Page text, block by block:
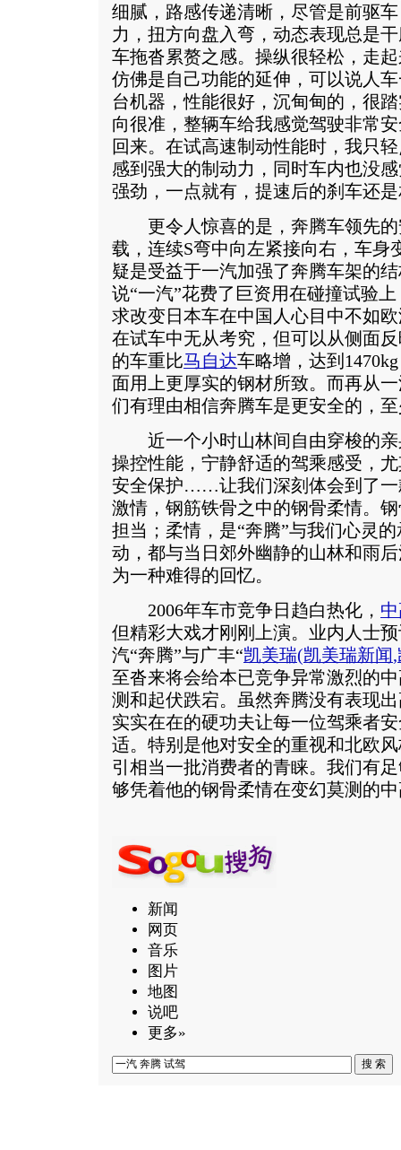
细腻，路感传递清晰，尽管是前驱
力，扭方向盘入弯，动态表现总是
车拖沓累赘之感。操纵很轻松，走
仿佛是自己功能的延伸，可以说人
台机器，性能很好，沉甸甸的，很
向很准，整辆车给我感觉驾驶非常
回来。在试高速制动性能时，我只
感到强大的制动力，同时车内也没
强劲，一点就有，提速后的刹车还
更令人惊喜的是，奔腾车领先的
载，连续S弯中向左紧接向右，车身
疑是受益于一汽加强了奔腾车架的
说“一汽”花费了巨资用在碰撞试验
求改变日本车在中国人心目中不如
在试车中无从考究，但可以从侧面
的车重比马自达车略增，达到
面用上更厚实的钢材所致。而再从
们有理由相信奔腾车是更安全的，
近一个小时山林间自由穿梭的亲
操控性能，宁静舒适的驾乘感受，
安全保护……让我们深刻体会到了一
激情，钢筋铁骨之中的钢骨柔情。
担当；柔情，是“奔腾”与我们心灵
动，都与当日郊外幽静的山林和雨
为一种难得的回忆。
2006年车市竞争日趋白热化，
但精彩大戏才刚刚上演。业内人士
汽“奔腾”与广丰“凯美瑞(凯美瑞新闻,
至沓来将会给本已竞争异常激烈的
测和起伏跌宕。虽然奔腾没有表现
实实在在的硬功夫让每一位驾乘者
适。特别是他对安全的重视和北欧
引相当一批消费者的青睐。我们有
够凭着他的钢骨柔情在变幻莫测的
新闻
网页
音乐
图片
地图
说吧
更多»